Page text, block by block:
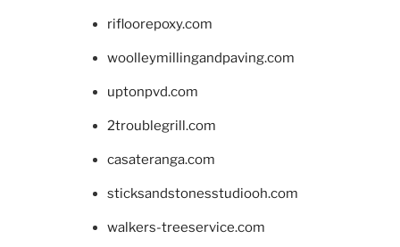
rifloorepoxy.com
woolleymillingandpaving.com
uptonpvd.com
2troublegrill.com
casateranga.com
sticksandstonesstudiooh.com
walkers-treeservice.com